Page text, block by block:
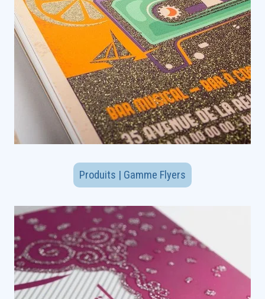
Produits | Gamme Flyers